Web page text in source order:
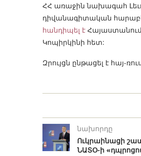
ՀՀ առաջին նախագահ
դիվանագիտական
հանդիպել է
Կոպիրկինի հետ:
Զրույցն ընթացել է հայ-
նախորդը
Ուկրաինացի
ՆԱՏՕ-ի